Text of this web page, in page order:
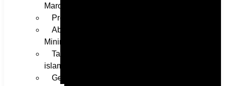
Marocain
Professionnel
Abstrait-
Minimaliste
Tableaux
islamique
Geek